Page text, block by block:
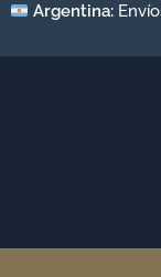
Argentina: